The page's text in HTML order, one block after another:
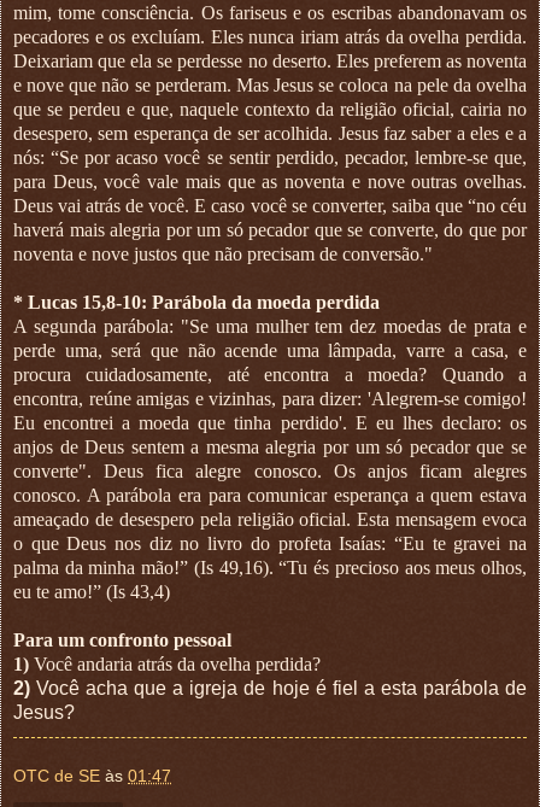
mim, tome consciência. Os fariseus e os escribas abandonavam os
pecadores e os excluíam. Eles nunca iriam atrás da ovelha perdida.
Deixariam que ela se perdesse no deserto. Eles preferem as noventa
e nove que não se perderam. Mas Jesus se coloca na pele da ovelha
que se perdeu e que, naquele contexto da religião oficial, cairia no
desespero, sem esperança de ser acolhida. Jesus faz saber a eles e a
nós: “Se por acaso você se sentir perdido, pecador, lembre-se que,
para Deus, você vale mais que as noventa e nove outras ovelhas.
Deus vai atrás de você. E caso você se converter, saiba que “no céu
haverá mais alegria por um só pecador que se converte, do que por
noventa e nove justos que não precisam de conversão."
* Lucas 15,8-10: Parábola da moeda perdida
A segunda parábola: "Se uma mulher tem dez moedas de prata e
perde uma, será que não acende uma lâmpada, varre a casa, e
procura cuidadosamente, até encontra a moeda? Quando a
encontra, reúne amigas e vizinhas, para dizer: 'Alegrem-se comigo!
Eu encontrei a moeda que tinha perdido'. E eu lhes declaro: os
anjos de Deus sentem a mesma alegria por um só pecador que se
converte". Deus fica alegre conosco. Os anjos ficam alegres
conosco. A parábola era para comunicar esperança a quem estava
ameaçado de desespero pela religião oficial. Esta mensagem evoca
o que Deus nos diz no livro do profeta Isaías: “Eu te gravei na
palma da minha mão!” (Is 49,16). “Tu és precioso aos meus olhos,
eu te amo!” (Is 43,4)
Para um confronto pessoal
1) Você andaria atrás da ovelha perdida?
2)Você acha que a igreja de hoje é fiel a esta parábola de
Jesus?
OTC de SE às 01:47